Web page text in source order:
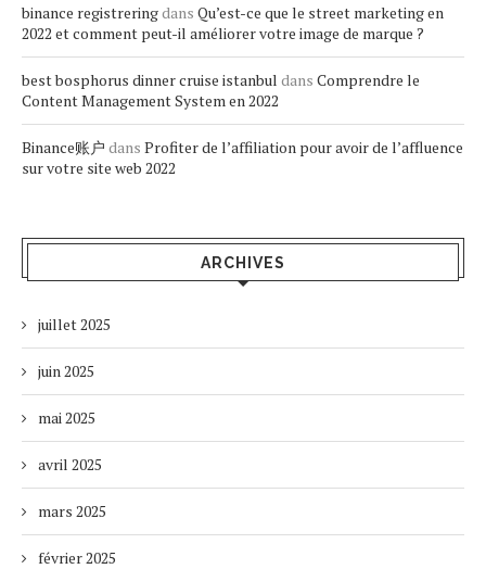
binance registreringdans Qu’est-ce que le street marketing en
2022 et comment peut-il améliorer votre image de marque ?
best bosphorus dinner cruise istanbul dans Comprendre le
Content Management System en 2022
Binance账户 dans Profiter de l’affiliation pour avoir de l’affluence
sur votre site web 2022
ARCHIVES
juillet 2025
juin 2025
mai 2025
avril 2025
mars 2025
février 2025